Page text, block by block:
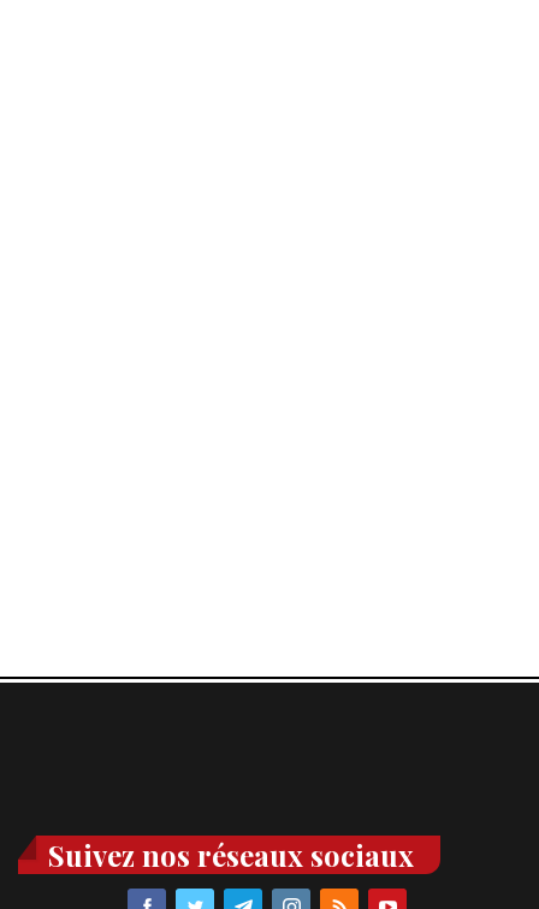
Suivez nos réseaux sociaux